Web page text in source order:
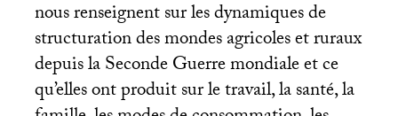
nous renseignent sur les dynamiques de
structuration des mondes agricoles et ruraux
depuis la Seconde Guerre mondiale et ce
qu’elles ont produit sur le travail, la santé, la